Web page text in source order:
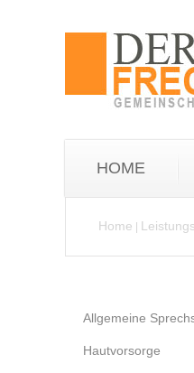
HOME
Home
Allgemeine
Hautvorsorge